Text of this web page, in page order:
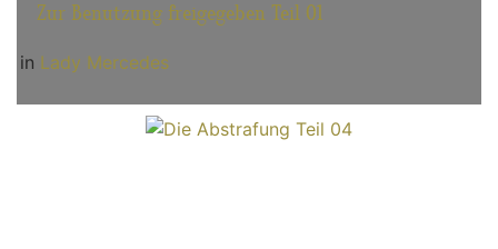
Zur Benutzung freigegeben Teil 01
in Lady Mercedes